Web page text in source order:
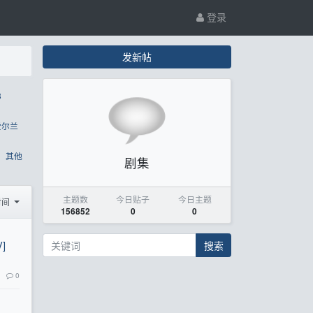
登录
兰
其他
0
发新帖
剧集
主题数
156852
今日贴子
0
今日主题
0
搜索